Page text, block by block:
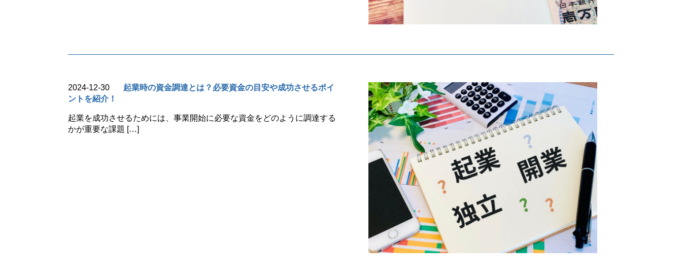
2024-12-30
起業時の資金調達とは？必要資金の目安や成功させるポイ
ントを紹介！
起業を成功させるためには、事業開始に必要な資金をどのように調達する
かが重要な課題 […]